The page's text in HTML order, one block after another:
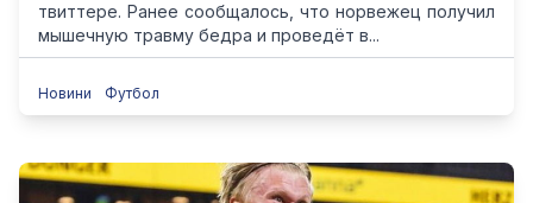
твиттере. Ранее сообщалось, что норвежец получил
мышечную травму бедра и проведёт в...
Новини Футбол